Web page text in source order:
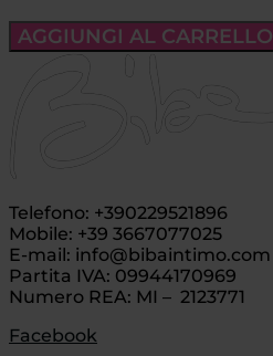
AGGIUNGI AL CARRELLO
Telefono: +390229521896
Mobile: +39 3667077025
E-mail: info@bibaintimo.com
Partita IVA: 09944170969
Numero REA: MI – 2123771
Facebook